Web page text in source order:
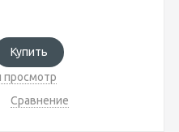
Купить
Сравнение